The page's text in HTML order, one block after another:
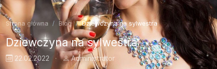
Strona główna Blog Dziewczyna na sylwestra
Dziewczyna na sylwestra
22.02.2022 · Administrator